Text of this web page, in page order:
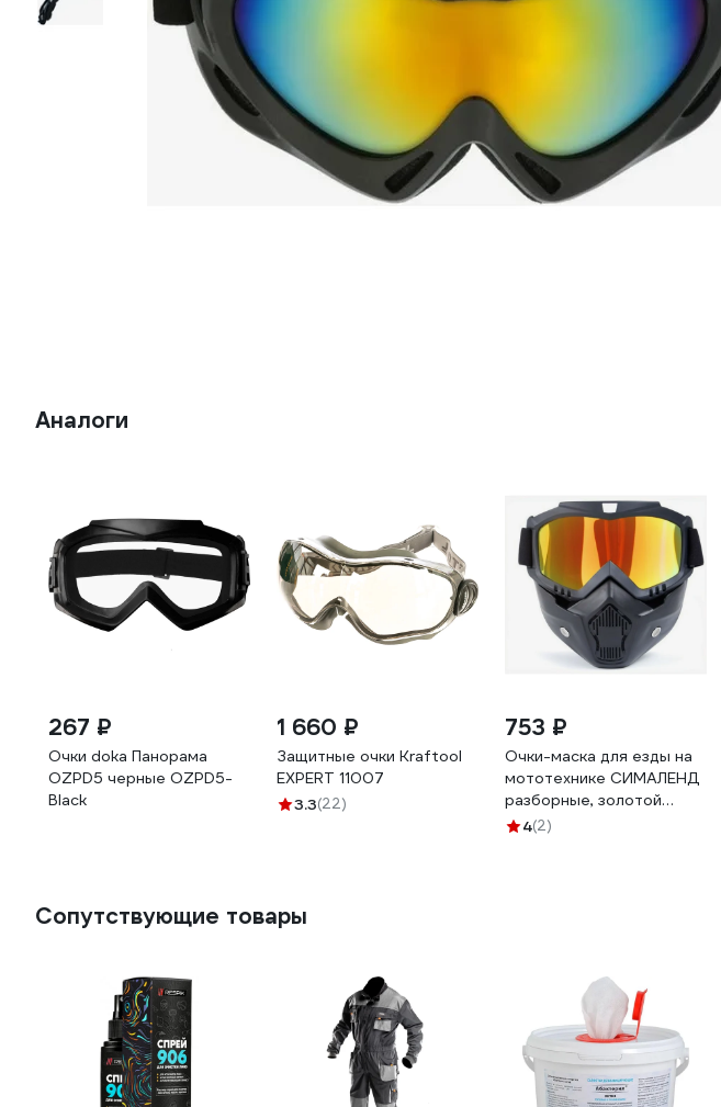
Аналоги
267 ₽
Очки doka Панорама
OZPD5 черные OZPD5-
Black
1 660 ₽
Защитные очки Kraftool
EXPERT 11007
3.3(22)
753 ₽
Очки-маска для езды на
мототехнике СИМАЛЕНД
разборные, золотой
хром, черные 4295612
4(2)
Сопутствующие товары